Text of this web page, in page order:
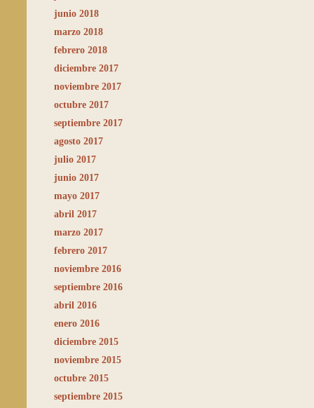
junio 2018
marzo 2018
febrero 2018
diciembre 2017
noviembre 2017
octubre 2017
septiembre 2017
agosto 2017
julio 2017
junio 2017
mayo 2017
abril 2017
marzo 2017
febrero 2017
noviembre 2016
septiembre 2016
abril 2016
enero 2016
diciembre 2015
noviembre 2015
octubre 2015
septiembre 2015